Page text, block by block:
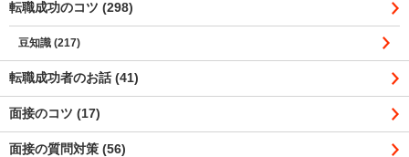
転職成功のコツ (298)
豆知識 (217)
転職成功者のお話 (41)
面接のコツ (17)
面接の質問対策 (56)